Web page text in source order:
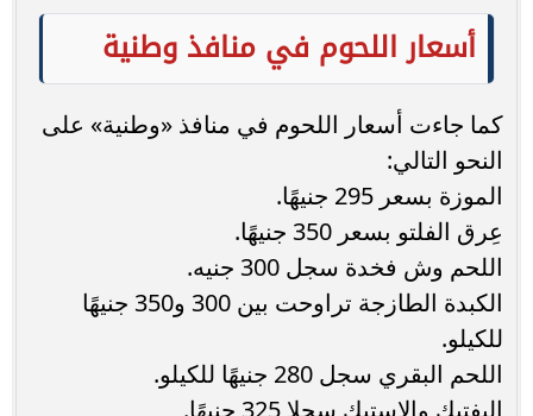
أسعار اللحوم في منافذ وطنية
كما جاءت أسعار اللحوم في منافذ «وطنية» على
النحو التالي:
الموزة بسعر 295 جنيهًا.
عِرق الفلتو بسعر 350 جنيهًا.
اللحم وش فخدة سجل 300 جنيه.
الكبدة الطازجة تراوحت بين 300 و350 جنيهًا
للكيلو.
اللحم البقري سجل 280 جنيهًا للكيلو.
البفتيك والاستيك سجلا 325 جنيهًا.